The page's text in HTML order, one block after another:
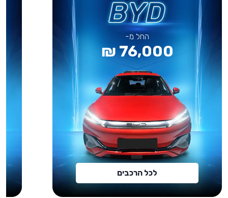
החל מ-
76,000 ₪
לכל הרכבים